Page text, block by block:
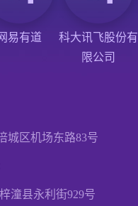
易有道
科大讯飞股份有
限公司